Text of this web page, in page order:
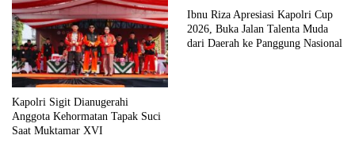
Kapolri Sigit Dianugerahi
Anggota Kehormatan Tapak Suci
Saat Muktamar XVI
Ibnu Riza Apresiasi Kapolri Cup
2026, Buka Jalan Talenta Muda
dari Daerah ke Panggung Nasional